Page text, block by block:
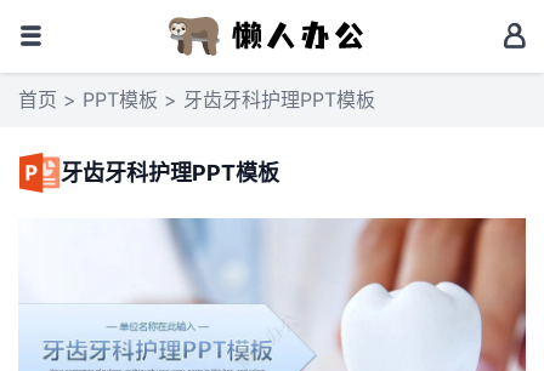
首页 > PPT模板 > 牙齿牙科护理PPT模板
牙齿牙科护理PPT模板